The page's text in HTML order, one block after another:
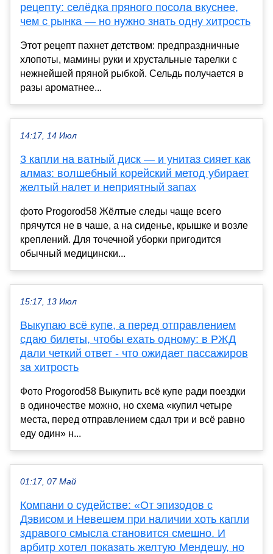
рецепту: селёдка пряного посола вкуснее,
чем с рынка — но нужно знать одну хитрость
Этот рецепт пахнет детством: предпраздничные
хлопоты, мамины руки и хрустальные тарелки с
нежнейшей пряной рыбкой. Сельдь получается в
разы ароматнее...
14:17, 14 Июл
3 капли на ватный диск — и унитаз сияет как
алмаз: волшебный корейский метод убирает
желтый налет и неприятный запах
фото Progorod58 Жёлтые следы чаще всего
прячутся не в чаше, а на сиденье, крышке и возле
креплений. Для точечной уборки пригодится
обычный медицински...
15:17, 13 Июл
Выкупаю всё купе, а перед отправлением
сдаю билеты, чтобы ехать одному: в РЖД
дали четкий ответ - что ожидает пассажиров
за хитрость
Фото Progorod58 Выкупить всё купе ради поездки
в одиночестве можно, но схема «купил четыре
места, перед отправлением сдал три и всё равно
еду один» н...
01:17, 07 Май
Компани о судействе: «От эпизодов с
Дэвисом и Невешем при наличии хоть капли
здравого смысла становится смешно. И
арбитр хотел показать желтую Мендешу, но